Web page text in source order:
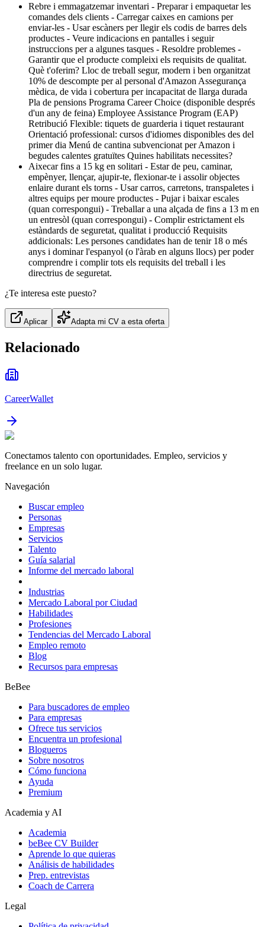
Rebre i emmagatzemar inventari - Preparar i empaquetar les
comandes dels clients - Carregar caixes en camions per
enviar-les - Usar escàners per llegir els codis de barres dels
productes - Veure indicacions en pantalles i seguir
instruccions per a algunes tasques - Resoldre problemes -
Garantir que el producte compleixi els requisits de qualitat.
Què t'oferim? Lloc de treball segur, modern i ben organitzat
10% de descompte per al personal d'Amazon Assegurança
mèdica, de vida i cobertura per incapacitat de llarga durada
Pla de pensions Programa Career Choice (disponible després
d'un any de feina) Employee Assistance Program (EAP)
Retribució Flexible: tiquets de guarderia i tiquet restaurant
Orientació professional: cursos d'idiomes disponibles des del
primer dia Menú de cantina subvencionat per Amazon i
begudes calentes gratuïtes Quines habilitats necessites?
Aixecar fins a 15 kg en solitari - Estar de peu, caminar,
empènyer, llençar, ajupir-te, flexionar-te i assolir objectes
enlaire durant els torns - Usar carros, carretons, transpaletes i
altres equips per moure productes - Pujar i baixar escales
(quan correspongui) - Treballar a una alçada de fins a 13 m en
un entresòl (quan correspongui) - Complir estrictament els
estàndards de seguretat, qualitat i producció Requisits
addicionals: Les persones candidates han de tenir 18 o més
anys i dominar l'espanyol (o l'àrab en alguns llocs) per poder
comprendre i complir tots els requisits del treball i les
directrius de seguretat.
¿Te interesa este puesto?
Aplicar Adapta mi CV a esta oferta
Relacionado
CareerWallet
Conectamos talento con oportunidades. Empleo, servicios y
freelance en un solo lugar.
Navegación
Buscar empleo
Personas
Empresas
Servicios
Talento
Guía salarial
Informe del mercado laboral
Industrias
Mercado Laboral por Ciudad
Habilidades
Profesiones
Tendencias del Mercado Laboral
Empleo remoto
Blog
Recursos para empresas
BeBee
Para buscadores de empleo
Para empresas
Ofrece tus servicios
Encuentra un profesional
Blogueros
Sobre nosotros
Cómo funciona
Ayuda
Premium
Academia y AI
Academia
beBee CV Builder
Aprende lo que quieras
Análisis de habilidades
Prep. entrevistas
Coach de Carrera
Legal